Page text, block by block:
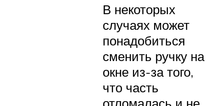
В некоторых
случаях может
понадобиться
сменить ручку на
окне из-за того,
что часть